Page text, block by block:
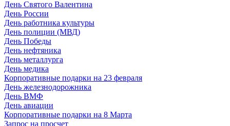
День Святого Валентина
День России
День работника культуры
День полиции (МВД)
День Победы
День нефтяника
День металлурга
День медика
Корпоративные подарки на 23 февраля
День железнодорожника
День ВМФ
День авиации
Корпоративные подарки на 8 Марта
Запрос на просчет